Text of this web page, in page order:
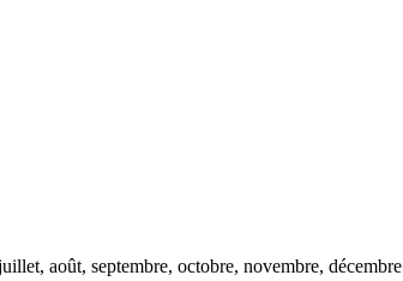
août, septembre, octobre, novembre, décembre